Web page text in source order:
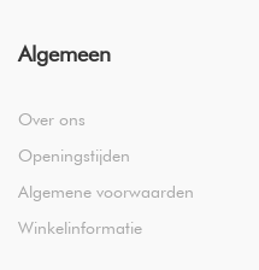
Algemeen
Over ons
Openingstijden
Algemene voorwaarden
Winkelinformatie